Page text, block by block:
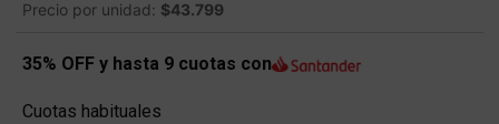
Precio por unidad: $43.799
35% OFF y hasta 9 cuotas con
Cuotas habituales